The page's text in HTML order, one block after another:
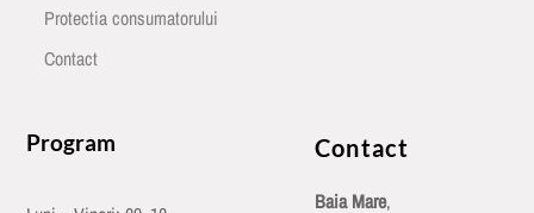
Protectia consumatorului
Contact
Program Contact
Baia Mare,